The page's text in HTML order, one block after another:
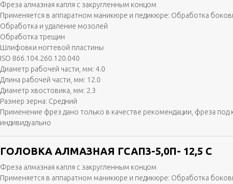
Фреза алмазная капля с закругленным концом
Применяется в аппаратном маникюре и педикюре: Обработка
Обработка и удаление мозолей
Обработка трещин
Шлифовки ногтевой пластины
ISO 866.104.260.120.040
Диаметр рабочей части, мм: 4.0
Длина рабочей части, мм: 12.0
Диаметр хвостовика, мм: 2.3
Размер зерна: Средний
Применение фрез дано только в качестве рекомендации, фреза под
индивидуально
ГОЛОВКА АЛМАЗНАЯ ГСАП3-5,0П- 12,5 С
Фреза алмазная капля с закругленным концом
Применяется в аппаратном маникюре и педикюре: Обработка